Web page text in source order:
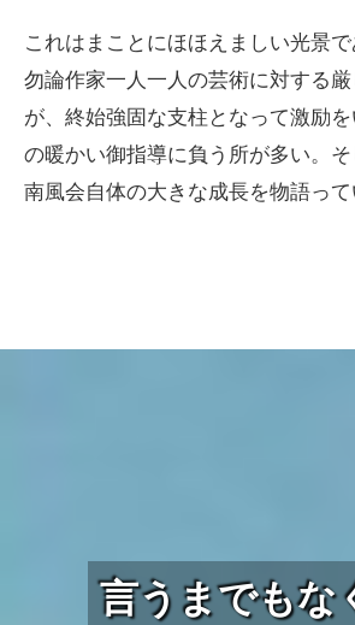
これはまことにほほえましい光景
勿論作家一人一人の芸術に対する
が、終始強固な支柱となって激励
の暖かい御指導に負う所が多い。
南風会自体の大きな成長を物語って
言うまでもな